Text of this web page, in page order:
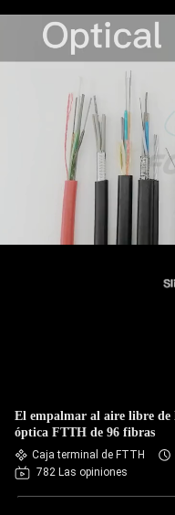
El empalmar al aire libre
óptica FTTH de 96 fibras
Caja terminal de FTTH
782 Las opiniones